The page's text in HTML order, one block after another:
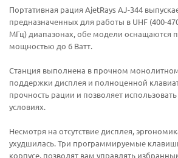
Портативная рация AjetRays AJ-344
предназначенных для работы в UHF (400-
МГц) диапазонах, обе модели оснащаются
мощностью до 6 Ватт.
Станция выполнена в прочном
поддержки дисплея и полноценной
прочность рации и позволяет
условиях.
Несмотря на отсутствие дисплея,
ухудшилась. Три программируемые
корпусе, позволят вам управлять